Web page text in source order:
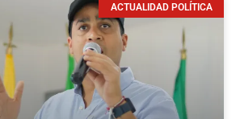
ACTUALIDAD POLÍTICA